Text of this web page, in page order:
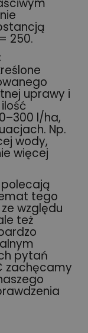
250.
uprawy i
l/ha,
Np.
wody,
więcej
tego
względu
też
pytań
zachęcamy